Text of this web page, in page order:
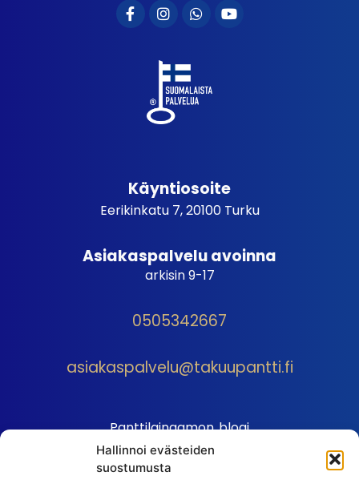
Hallinnoi evästeiden
suostumusta
Käyntiosoite
Eerikinkatu 7, 20100 Turku
Asiakaspalvelu avoinna
arkisin 9-17
0505342667
asiakaspalvelu@takuupantti.fi
Panttilainaamon blogi
Palveluhinnasto